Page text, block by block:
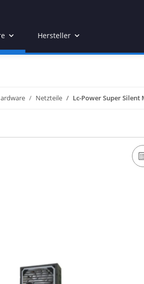
Hersteller
Netzteile Lc-Power Super Silent